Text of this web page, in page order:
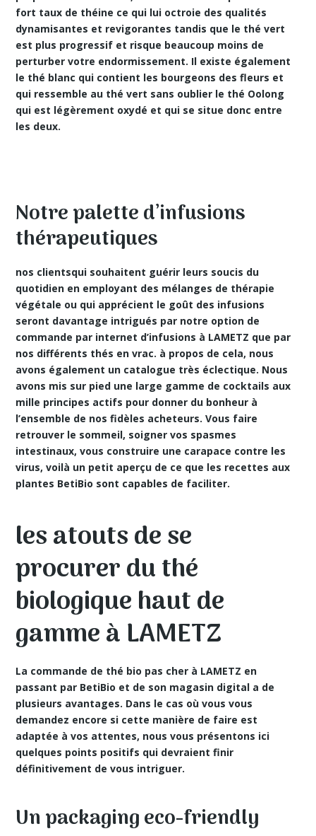
fort taux de théine ce qui lui octroie des qualités
dynamisantes et revigorantes tandis que le thé vert
est plus progressif et risque beaucoup moins de
perturber votre endormissement. Il existe également
le thé blanc qui contient les bourgeons des fleurs et
qui ressemble au thé vert sans oublier le thé Oolong
qui est légèrement oxydé et qui se situe donc entre
les deux.
Notre palette d’infusions
thérapeutiques
nos clientsqui souhaitent guérir leurs soucis du
quotidien en employant des mélanges de thérapie
végétale ou qui apprécient le goût des infusions
seront davantage intrigués par notre option de
commande par internet d’infusions à LAMETZ que par
nos différents thés en vrac. à propos de cela, nous
avons également un catalogue très éclectique. Nous
avons mis sur pied une large gamme de cocktails aux
mille principes actifs pour donner du bonheur à
l’ensemble de nos fidèles acheteurs. Vous faire
retrouver le sommeil, soigner vos spasmes
intestinaux, vous construire une carapace contre les
virus, voilà un petit aperçu de ce que les recettes aux
plantes BetiBio sont capables de faciliter.
les atouts de se
procurer du thé
biologique haut de
gamme à LAMETZ
La commande de thé bio pas cher à LAMETZ en
passant par BetiBio et de son magasin digital a de
plusieurs avantages. Dans le cas où vous vous
demandez encore si cette manière de faire est
adaptée à vos attentes, nous vous présentons ici
quelques points positifs qui devraient finir
définitivement de vous intriguer.
Un packaging eco-friendly